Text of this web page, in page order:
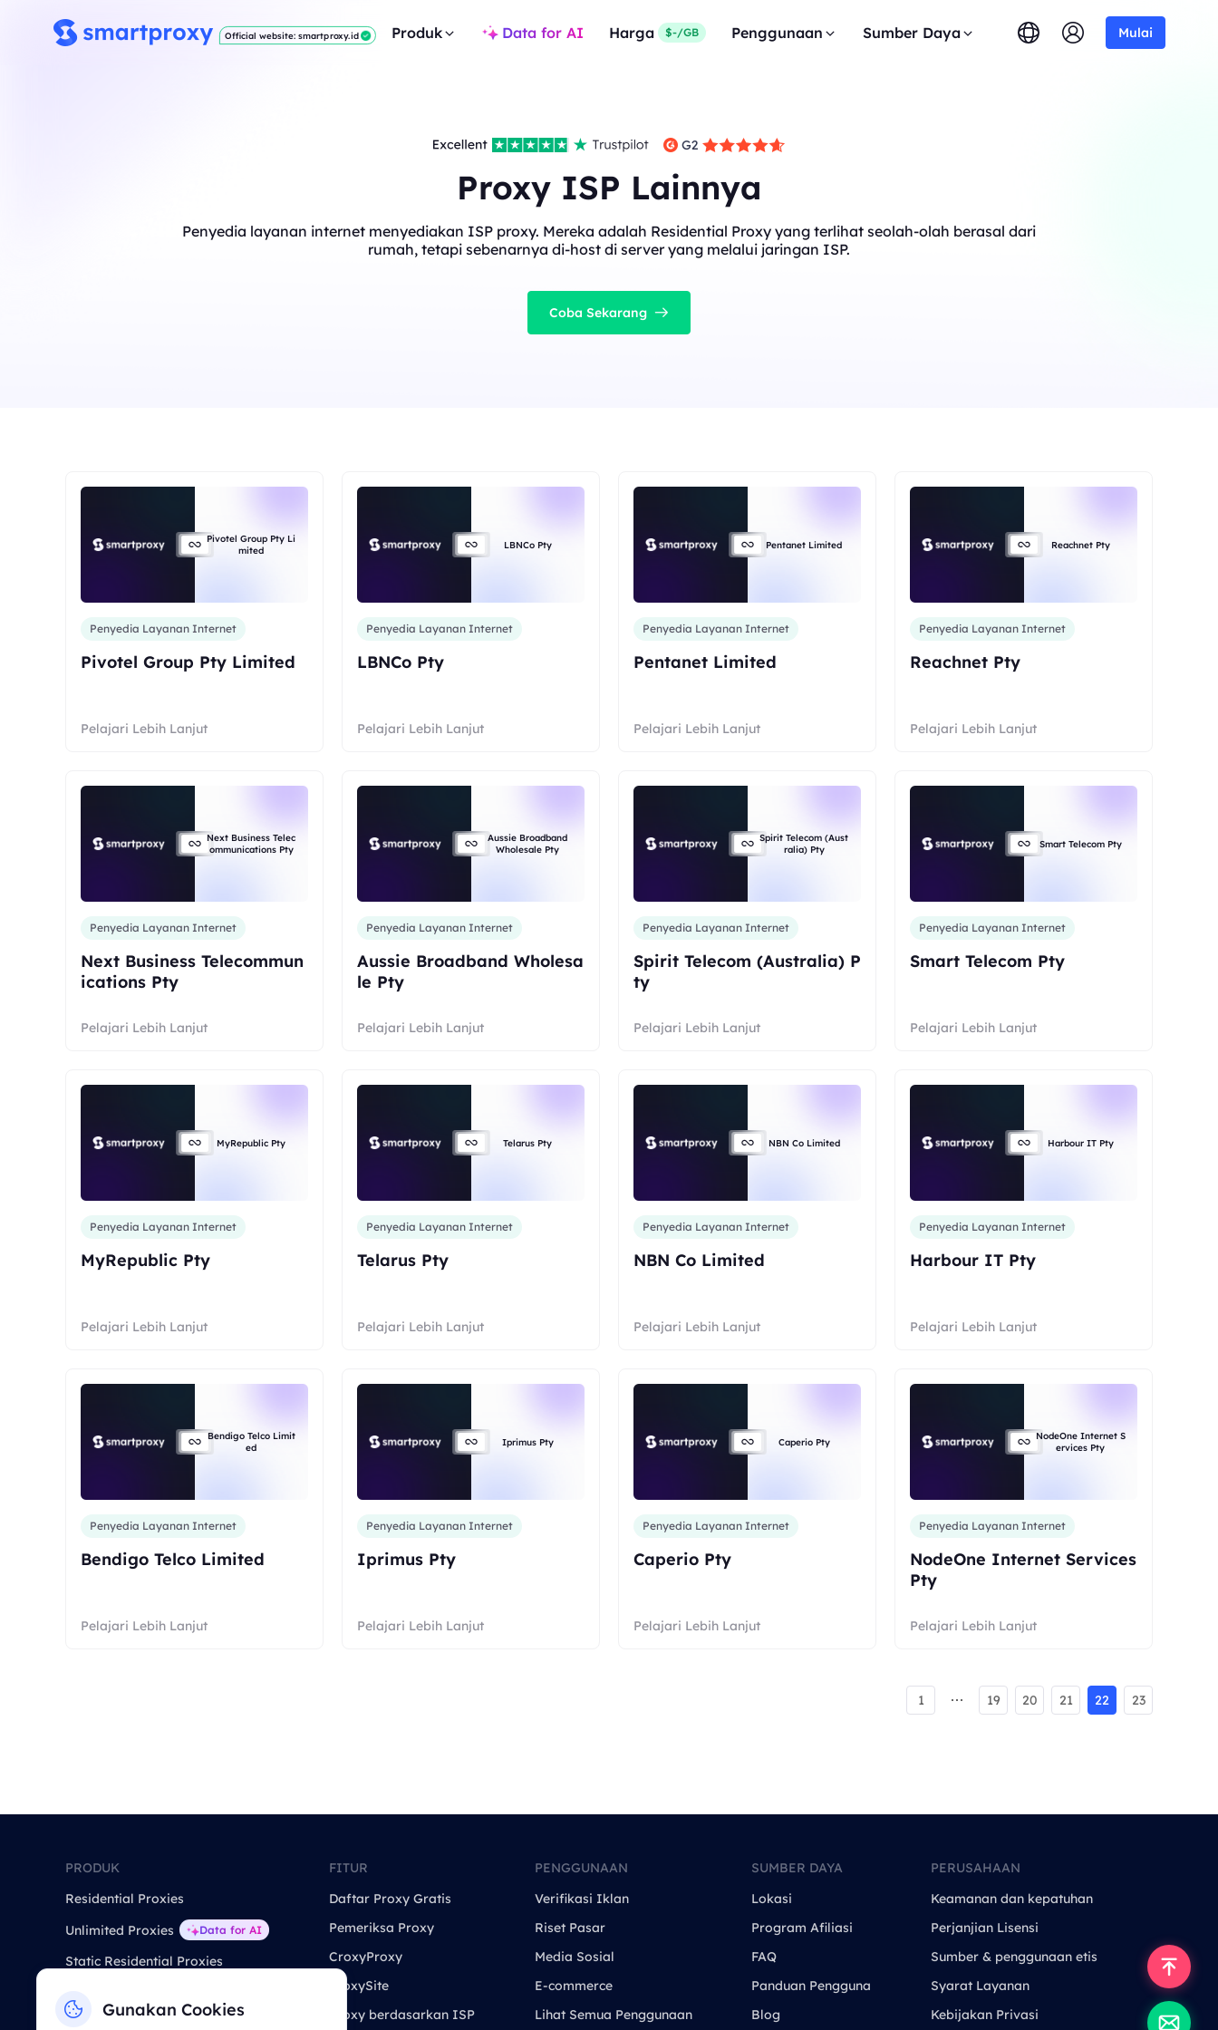
Official website: smartproxy.id Produk Data for AI Harga $-/GB Penggunaan Sumber Daya Mulai
Proxy ISP Lainnya
Penyedia layanan internet menyediakan ISP proxy. Mereka adalah Residential Proxy yang terlihat seolah-olah berasal dari
rumah, tetapi sebenarnya di-host di server yang melalui jaringan ISP.
Coba Sekarang
Pivotel Group Pty Li
mited
Penyedia Layanan Internet
Pivotel Group Pty Limited
Pelajari Lebih Lanjut
LBNCo Pty
Penyedia Layanan Internet
LBNCo Pty
Pelajari Lebih Lanjut
Pentanet Limited
Penyedia Layanan Internet
Pentanet Limited
Pelajari Lebih Lanjut
Reachnet Pty
Penyedia Layanan Internet
Reachnet Pty
Pelajari Lebih Lanjut
Next Business Telec
ommunications Pty
Penyedia Layanan Internet
Next Business Telecommun
ications Pty
Pelajari Lebih Lanjut
Aussie Broadband
Wholesale Pty
Penyedia Layanan Internet
Aussie Broadband Wholesa
le Pty
Pelajari Lebih Lanjut
Spirit Telecom (Aust
ralia) Pty
Penyedia Layanan Internet
Spirit Telecom (Australia) P
ty
Pelajari Lebih Lanjut
Smart Telecom Pty
Penyedia Layanan Internet
Smart Telecom Pty
Pelajari Lebih Lanjut
MyRepublic Pty
Penyedia Layanan Internet
MyRepublic Pty
Pelajari Lebih Lanjut
Telarus Pty
Penyedia Layanan Internet
Telarus Pty
Pelajari Lebih Lanjut
NBN Co Limited
Penyedia Layanan Internet
NBN Co Limited
Pelajari Lebih Lanjut
Harbour IT Pty
Penyedia Layanan Internet
Harbour IT Pty
Pelajari Lebih Lanjut
Bendigo Telco Limit
ed
Penyedia Layanan Internet
Bendigo Telco Limited
Pelajari Lebih Lanjut
Iprimus Pty
Penyedia Layanan Internet
Iprimus Pty
Pelajari Lebih Lanjut
Caperio Pty
Penyedia Layanan Internet
Caperio Pty
Pelajari Lebih Lanjut
NodeOne Internet S
ervices Pty
Penyedia Layanan Internet
NodeOne Internet Services
Pty
Pelajari Lebih Lanjut
1 19 20 21 22 23
Gunakan Cookies
PRODUK
Residential Proxies
Unlimited Proxies
Data for AI
Static Residential Proxies
Long Acting ISP Proxies
FITUR
Daftar Proxy Gratis
Pemeriksa Proxy
CroxyProxy
ProxySite
Proxy berdasarkan ISP
PENGGUNAAN
Verifikasi Iklan
Riset Pasar
Media Sosial
E-commerce
Lihat Semua Penggunaan
SUMBER DAYA
Lokasi
Program Afiliasi
FAQ
Panduan Pengguna
Blog
PERUSAHAAN
Keamanan dan kepatuhan
Perjanjian Lisensi
Sumber & penggunaan etis
Syarat Layanan
Kebijakan Privasi